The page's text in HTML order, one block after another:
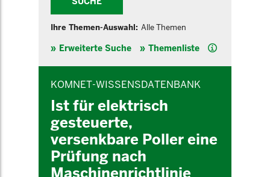
Ihre Themen-Auswahl: Alle Themen
Erweiterte Suche Themenliste Hilfe
KOMNET-WISSENSDATENBANK
Ist für elektrisch
gesteuerte,
versenkbare Poller eine
Prüfung nach
Maschinenrichtlinie